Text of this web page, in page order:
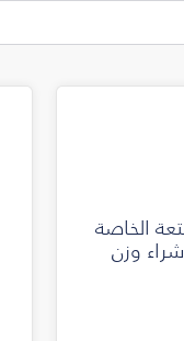
الخاصة
وزن